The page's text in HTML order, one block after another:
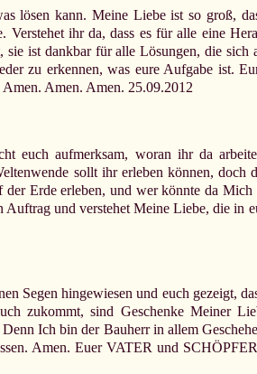
lösen kann. Meine Liebe ist so groß,
ihr da, dass es für alle eine
ist dankbar für alle Lösungen, die sich
zu erkennen, was eure Aufgabe ist.
Amen. Amen. 25.09.2012
euch aufmerksam, woran ihr da
sollt ihr erleben können, doch
Erde erleben, und wer könnte da Mich
und verstehet Meine Liebe, die in
hingewiesen und euch gezeigt,
zukommt, sind Geschenke Meiner
Ich bin der Bauherr in allem
Amen. Euer VATER und